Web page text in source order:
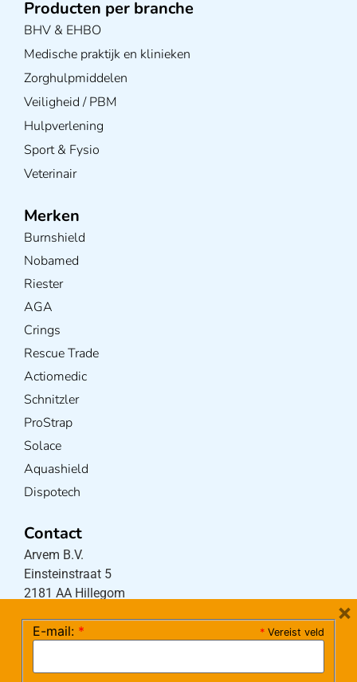
Producten per branche
BHV & EHBO
Medische praktijk en klinieken
Zorghulpmiddelen
Veiligheid / PBM
Hulpverlening
Sport & Fysio
Veterinair
Merken
Burnshield
Nobamed
Riester
AGA
Crings
Rescue Trade
Actiomedic
Schnitzler
ProStrap
Solace
Aquashield
Dispotech
Contact
Arvem B.V.
Einsteinstraat 5
2181 AA Hillegom
(maandag – donderdag 08:30-17:15 uur / vrijdag
* Vereist veld
E-mail: *
×